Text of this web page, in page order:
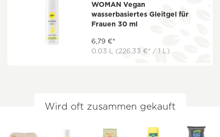
WOMAN Vegan
wasserbasiertes Gleitgel für
Frauen 30 ml
6,79 €*
0.03 L (226,33 €* / 1 L)
Wird oft zusammen gekauft